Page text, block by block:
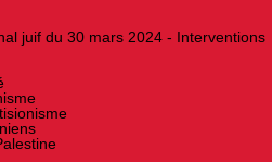
juif du 30 mars 2024 - Interventions